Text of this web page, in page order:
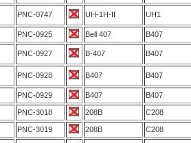
PNC-0747 UH-1H-II UH1
PNC-0925 Bell 407 B407
PNC-0927 B-407 B407
PNC-0928 B407 B407
PNC-0929 B407 B407
PNC-3018 208B C208
PNC-3019 208B C208